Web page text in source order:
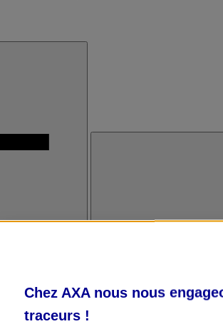
précédente
Chez AXA nous nous
traceurs !